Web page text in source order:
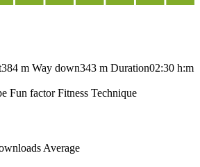
384 m Way down343 m Duration02:30 h:m
Fun factor Fitness Technique
Average